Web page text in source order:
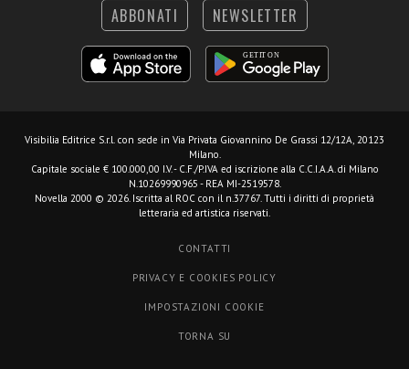
ABBONATI NEWSLETTER
Visibilia Editrice S.r.l. con sede in Via Privata Giovannino De Grassi 12/12A, 20123
Milano.
Capitale sociale € 100.000,00 I.V. - C.F./P.IVA ed iscrizione alla C.C.I.A.A. di Milano
N.10269990965 - REA MI-2519578.
Novella 2000 © 2026. Iscritta al ROC con il n.37767. Tutti i diritti di proprietà
letteraria ed artistica riservati.
CONTATTI
PRIVACY E COOKIES POLICY
IMPOSTAZIONI COOKIE
TORNA SU